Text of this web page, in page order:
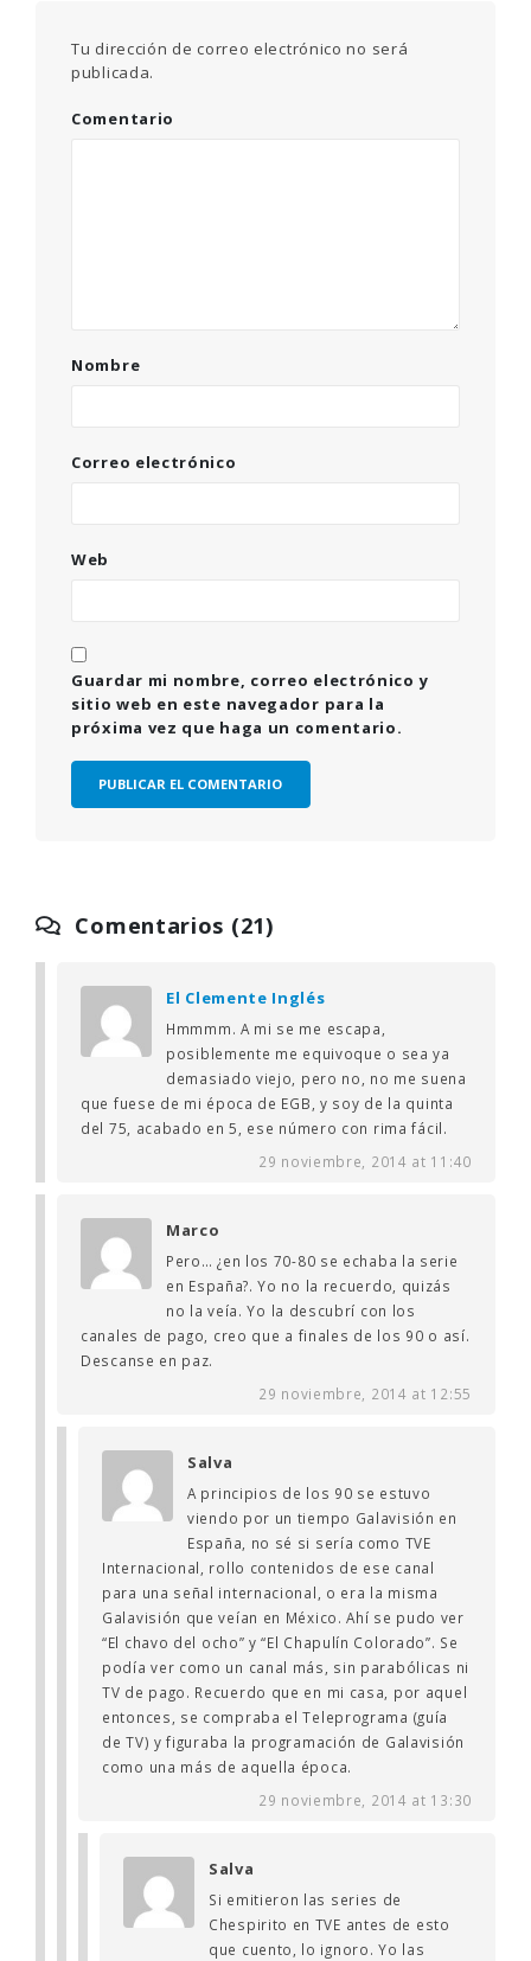
Tu dirección de correo electrónico no será
publicada.
Comentario
Nombre
Correo electrónico
Web
Guardar mi nombre, correo electrónico y
sitio web en este navegador para la
próxima vez que haga un comentario.
Comentarios (21)
El Clemente Inglés
Hmmmm. A mi se me escapa,
posiblemente me equivoque o sea ya
demasiado viejo, pero no, no me suena
que fuese de mi época de EGB, y soy de la quinta
del 75, acabado en 5, ese número con rima fácil.
29 noviembre, 2014 at 11:40
Marco
Pero… ¿en los 70-80 se echaba la serie
en España?. Yo no la recuerdo, quizás
no la veía. Yo la descubrí con los
canales de pago, creo que a finales de los 90 o así.
Descanse en paz.
29 noviembre, 2014 at 12:55
Salva
A principios de los 90 se estuvo
viendo por un tiempo Galavisión en
España, no sé si sería como TVE
Internacional, rollo contenidos de ese canal
para una señal internacional, o era la misma
Galavisión que veían en México. Ahí se pudo ver
“El chavo del ocho” y “El Chapulín Colorado”. Se
podía ver como un canal más, sin parabólicas ni
TV de pago. Recuerdo que en mi casa, por aquel
entonces, se compraba el Teleprograma (guía
de TV) y figuraba la programación de Galavisión
como una más de aquella época.
29 noviembre, 2014 at 13:30
Salva
Si emitieron las series de
Chespirito en TVE antes de esto
que cuento, lo ignoro. Yo las